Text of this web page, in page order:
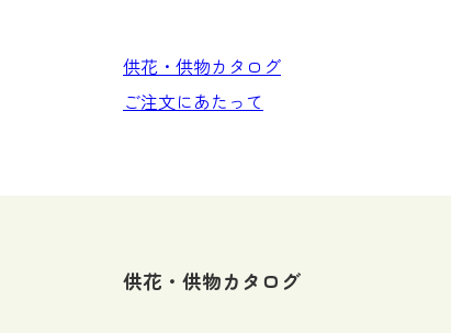
供花・供物カタログ
ご注文にあたって
供花・供物カタログ